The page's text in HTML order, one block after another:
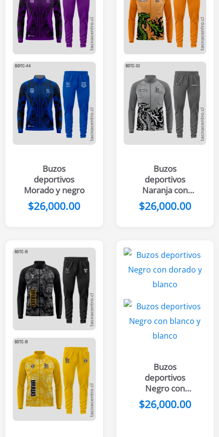
Buzos
deportivos
Morado y negro
$26,000.00
Buzos
deportivos
Naranja con
dragón
$26,000.00
Buzos
deportivos
Negro con
dorado y blanco
$26,000.00